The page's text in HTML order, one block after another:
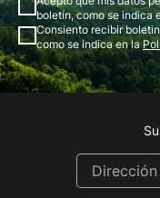
boletín, como se indica
Consiento recibir
como se indica en la